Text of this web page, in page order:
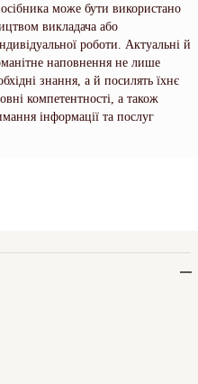
може бути використано
викладача або
роботи. Актуальні й
наповнення не лише
знання, а й посилять їхнє
компетентності, а також
інформації та послуг